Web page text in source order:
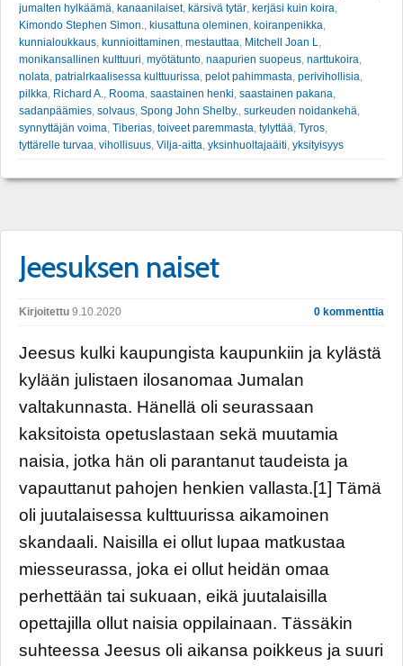
jumalten hylkäämä kanaanilaiset, kärsivä tytär kerjäsi kuin koira
Kimondo Stephen Simon.
kiusattuna oleminen koiranpenikka
kunnialoukkaus kunnioittaminen mestauttaa Mitchell Joan L
monikansallinen kulttuuri myötätunto naapurien suopeus narttukoira
nolata patrialrkaalisessa kulttuurissa pelot pahimmasta perivihollisia
pilkka Richard A. Rooma saastainen henki saastainen pakana
sadanpäämies solvaus Spong John Shelby. surkeuden noidankehä
synnyttäjän voima Tiberias toiveet paremmasta tylyttää Tyros
tyttärelle turvaa vihollisuus Vilja-aitta yksinhuoltajaäiti yksityisyys
Jeesuksen naiset
Kirjoitettu 9.10.2020 0 kommenttia
Jeesus kulki kaupungista kaupunkiin ja kylästä
kylään julistaen ilosanomaa Jumalan
valtakunnasta. Hänellä oli seurassaan
kaksitoista opetuslastaan sekä muutamia
naisia, jotka hän oli parantanut taudeista ja
vapauttanut pahojen henkien vallasta.[1] Tämä
oli juutalaisessa kulttuurissa aikamoinen
skandaali. Naisilla ei ollut lupaa matkustaa
miesseurassa, joka ei ollut heidän omaa
perhettään tai sukuaan, eikä juutalaisilla
opettajilla ollut naisia oppilainaan. Tässäkin
suhteessa Jeesus oli aikansa poikkeus ja suuri